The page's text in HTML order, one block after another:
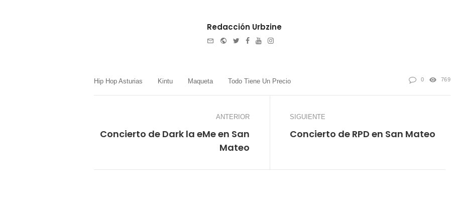
Redacción Urbzine
WebsiteTwitter
Facebook
YoutubeInstagram
Hip Hop Asturias Kintu Maqueta Todo Tiene Un Precio 0 769
ANTERIOR
Concierto de Dark la eMe en San
Mateo
SIGUIENTE
Concierto de RPD en San Mateo